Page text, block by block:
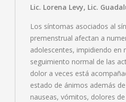
Lic. Lorena Levy, Lic.
Los síntomas asociados al
premenstrual afectan a
adolescentes, impidiendo en
seguimiento normal de las
dolor a veces está
estado de ánimos además
nauseas, vómitos, dolores